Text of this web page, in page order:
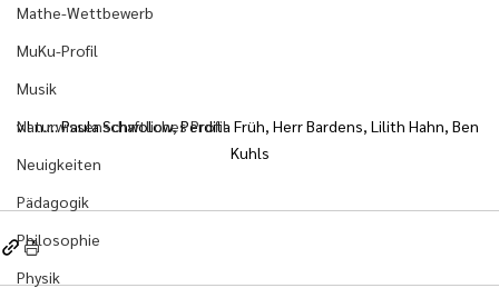
Mathe-Wettbewerb
MuKu-Profil
Musik
Naturwissenschaftliches Profil
Neuigkeiten
Pädagogik
Philosophie
Physik
v.l.n.r.: Paula Schwolow, Perdita Früh, Herr Bardens, Lilith Hahn, Ben
Kuhls